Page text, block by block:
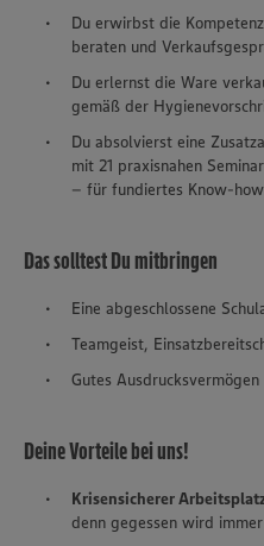
Du erwirbst die
beraten und
Du erlernst die Ware
gemäß der
Du absolvierst eine
mit 21 praxisnahen
– für fundiertes Know-
Das solltest Du mitbringen
Eine abgeschlossene
Teamgeist,
Gutes
Deine Vorteile bei uns!
Krisensicherer
denn gegessen wird immer